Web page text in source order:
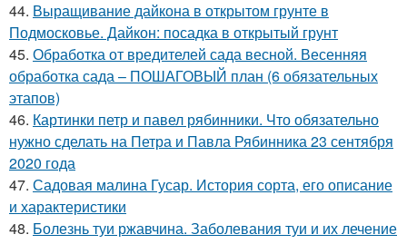
44. Выращивание дайкона в открытом грунте в
Подмосковье. Дайкон: посадка в открытый грунт
45. Обработка от вредителей сада весной. Весенняя
обработка сада – ПОШАГОВЫЙ план (6 обязательных
этапов)
46. Картинки петр и павел рябинники. Что обязательно
нужно сделать на Петра и Павла Рябинника 23 сентября
2020 года
47. Садовая малина Гусар. История сорта, его описание
и характеристики
48. Болезнь туи ржавчина. Заболевания туи и их лечение